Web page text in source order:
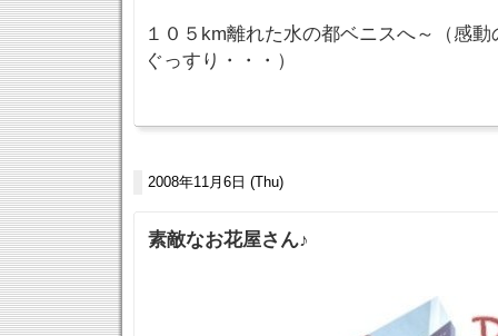
１０５km離れた水の都ベニスへ～（感
ぐっすり・・・）
2008年11月6日 (Thu)
素敵なお花屋さん♪